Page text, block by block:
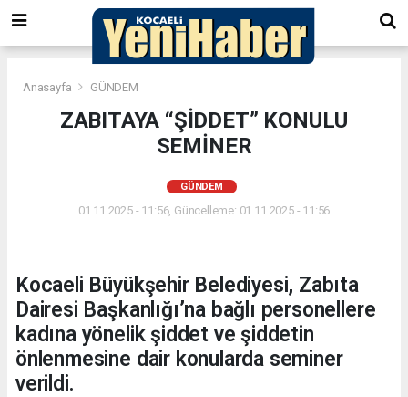
Anasayfa GÜNDEM
ZABITAYA “ŞİDDET” KONULU
SEMİNER
GÜNDEM
01.11.2025 - 11:56, Güncelleme: 01.11.2025 - 11:56
Kocaeli Büyükşehir Belediyesi, Zabıta
Dairesi Başkanlığı’na bağlı personellere
kadına yönelik şiddet ve şiddetin
önlenmesine dair konularda seminer
verildi.